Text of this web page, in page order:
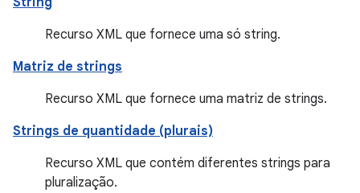
Recurso XML que fornece uma só string.
Matriz de strings
Recurso XML que fornece uma matriz de strings.
Strings de quantidade (plurais)
Recurso XML que contém diferentes strings para
pluralização.